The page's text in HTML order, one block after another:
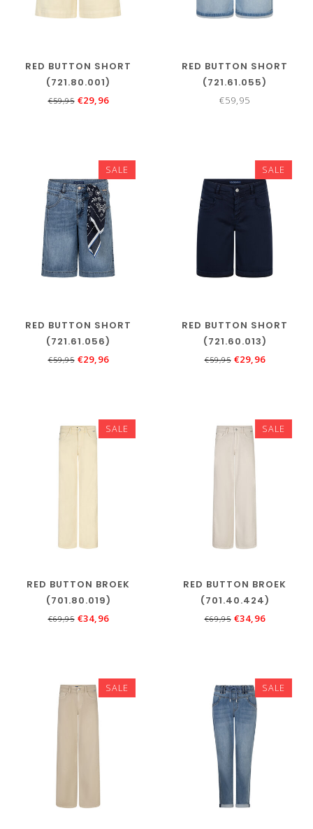
RED BUTTON SHORT
(721.80.001)
€59,95 €29,96
RED BUTTON SHORT
(721.61.055)
€59,95
SALE
RED BUTTON SHORT
(721.61.056)
€59,95 €29,96
SALE
RED BUTTON SHORT
(721.60.013)
€59,95 €29,96
SALE
RED BUTTON BROEK
(701.80.019)
€69,95 €34,96
SALE
RED BUTTON BROEK
(701.40.424)
€69,95 €34,96
SALE SALE